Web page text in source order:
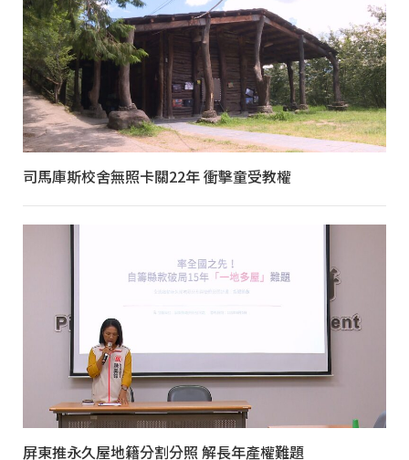
司馬庫斯校舍無照卡關22年 衝擊童受教權
屏東推永久屋地籍分割分照 解長年產權難題